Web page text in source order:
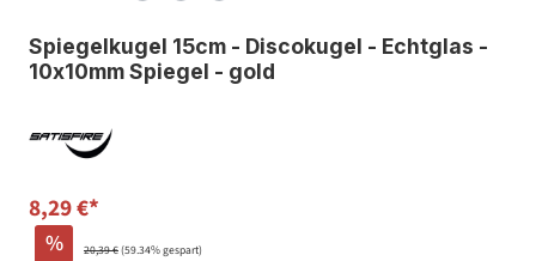
Spiegelkugel 15cm - Discokugel - Echtglas -
10x10mm Spiegel - gold
8,29 €*
% 20,39 €(59.34% gespart)